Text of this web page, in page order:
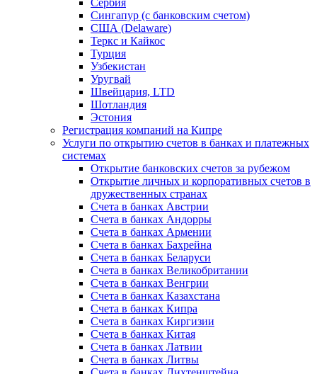
Сербия
Сингапур (c банковским счетом)
США (Delaware)
Теркс и Кайкос
Турция
Узбекистан
Уругвай
Швейцария, LTD
Шотландия
Эстония
Регистрация компаний на Кипре
Услуги по открытию счетов в банках и платежных
системах
Открытие банковских счетов за рубежом
Открытие личных и корпоративных счетов в
дружественных странах
Счета в банках Австрии
Счета в банках Андорры
Счета в банках Армении
Счета в банках Бахрейна
Счета в банках Беларуси
Счета в банках Великобритании
Счета в банках Венгрии
Счета в банках Казахстана
Счета в банках Кипра
Счета в банках Киргизии
Счета в банках Китая
Счета в банках Латвии
Счета в банках Литвы